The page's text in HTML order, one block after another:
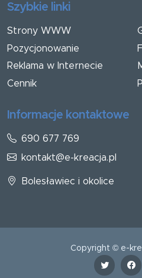
Szybkie linki
Strony WWW
Pozycjonowanie
Reklama w Internecie
Cennik
Informacje kontaktowe
690 677 769
kontakt@e-kreacja.pl
Bolesławiec i okolice
Copyright © e-